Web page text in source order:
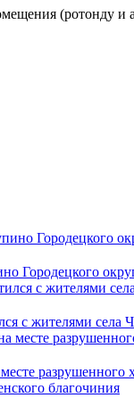
(ротонду и
Городецкого
с жителями села
разрушенного